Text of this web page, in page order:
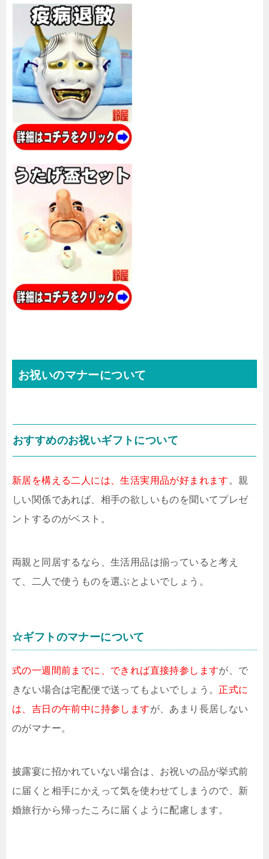
お祝いのマナーについて
おすすめのお祝いギフトについて
新居を構える二人には、生活実用品が好まれます 。親
しい関係であれば、相手の欲しいものを聞いてプレゼ
ントするのがベスト。
両親と同居するなら、生活用品は揃っていると考え
て、二人で使うものを選ぶとよいでしょう。
☆ギフトのマナーについて
式の一週間前までに、できれば直接持参しますが、で
きない場合は宅配便で送ってもよいでしょう。 正式に
は、吉日の午前中に持参しますが、あまり長居しない
のがマナー。
披露宴に招かれていない場合は、お祝いの品が挙式前
に届くと相手にかえって気を使わせてしまうので、新
婚旅行から帰ったころに届くように配慮します。